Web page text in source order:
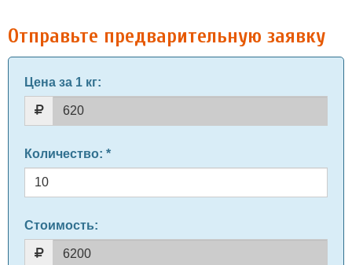
Отправьте предварительную заявку
Цена за 1 кг:
Количество: *
Стоимость: